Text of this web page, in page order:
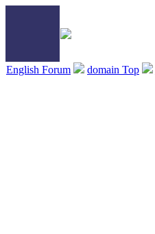
English Forum domain Top